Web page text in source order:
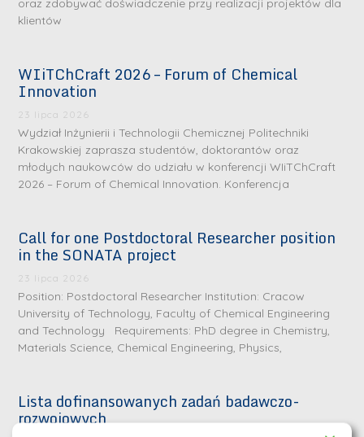
oraz zdobywać doświadczenie przy realizacji projektów dla
klientów
WIiTChCraft 2026 – Forum of Chemical
Innovation
23 lipca 2026
Wydział Inżynierii i Technologii Chemicznej Politechniki
Krakowskiej zaprasza studentów, doktorantów oraz
młodych naukowców do udziału w konferencji WIiTChCraft
2026 – Forum of Chemical Innovation. Konferencja
Call for one Postdoctoral Researcher position
in the SONATA project
23 lipca 2026
Position: Postdoctoral Researcher Institution: Cracow
University of Technology, Faculty of Chemical Engineering
and Technology Requirements: PhD degree in Chemistry,
Materials Science, Chemical Engineering, Physics,
Lista dofinansowanych zadań badawczo-
rozwojowych
S